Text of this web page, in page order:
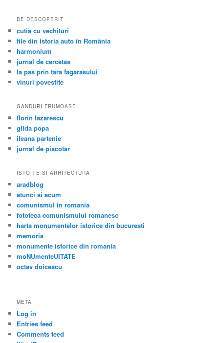
DE DESCOPERIT
cutia cu vechituri
file din istoria auto în România
harmonium
jurnal de cercetas
la pas prin tara fagarasului
vinuri povestite
GANDURI FRUMOASE
florin lazarescu
gilda popa
ileana partenie
jurnal de piscotar
ISTORIE SI ARHITECTURA
aradblog
atunci si acum
comunismul in romania
fototeca comunismului romanesc
harta monumentelor istorice din bucuresti
memoria
monumente istorice din romania
moNUmenteUITATE
octav doicescu
META
Log in
Entries feed
Comments feed